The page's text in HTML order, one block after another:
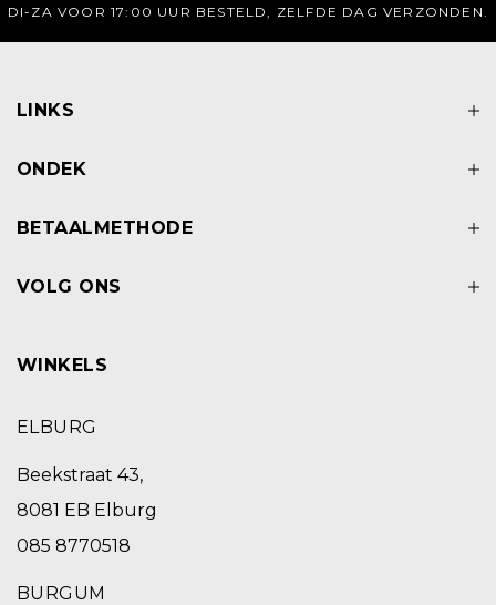
GRATIS VERZENDING BOVEN DE 75 EURO
LINKS
ONDEK
BETAALMETHODE
VOLG ONS
WINKELS
ELBURG
Beekstraat 43,
8081 EB Elburg
085 8770518
BURGUM